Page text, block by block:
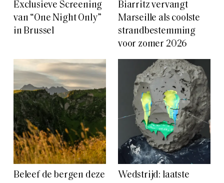
Exclusieve Screening
van “One Night Only”
in Brussel
Biarritz vervangt
Marseille als coolste
strandbestemming
voor zomer 2026
Beleef de bergen deze
Wedstrijd: laatste